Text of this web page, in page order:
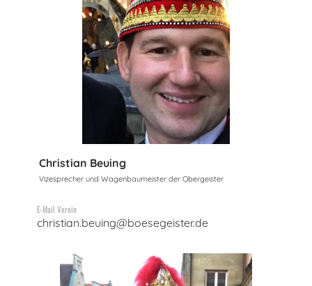
Christian Beuing
Vizesprecher und Wagenbaumeister der Obergeister
E-Mail Verein
christian.beuing@boesegeister.de